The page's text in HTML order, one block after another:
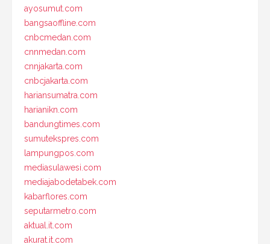
ayosumut.com
bangsaoffline.com
cnbcmedan.com
cnnmedan.com
cnnjakarta.com
cnbcjakarta.com
hariansumatra.com
harianikn.com
bandungtimes.com
sumutekspres.com
lampungpos.com
mediasulawesi.com
mediajabodetabek.com
kabarflores.com
seputarmetro.com
aktual.it.com
akurat.it.com